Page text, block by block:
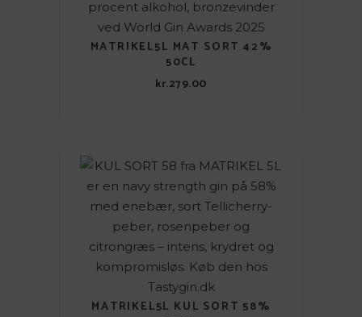
MATRIKEL5L MAT SORT 42%
50CL
kr.279.00
MATRIKEL5L KUL SORT 58%